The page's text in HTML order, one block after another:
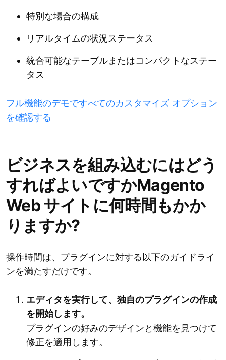
特別な場合の構成
リアルタイムの状況ステータス
統合可能なテーブルまたはコンパクトなステー
タス
フル機能のデモですべてのカスタマイズ オプション
を確認する
ビジネスを組み込むにはどう
すればよいですかMagento
Web サイトに何時間もかか
りますか?
操作時間は、プラグインに対する以下のガイドライ
ンを満たすだけです。
エディタを実行して、独自のプラグインの作成
を開始します。
プラグインの好みのデザインと機能を見つけて
修正を適用します。